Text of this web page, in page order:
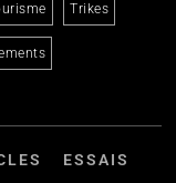
Trikes
ESSAIS